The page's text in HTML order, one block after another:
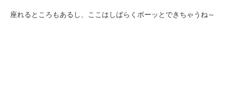
座れるところもあるし、ここはしばらくボーッとできちゃうね～